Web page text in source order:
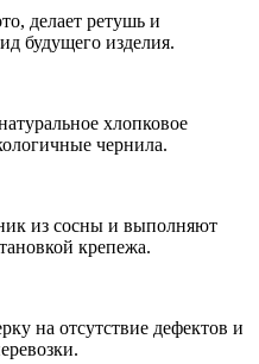
делает ретушь и
будущего изделия.
хлопковое
чернила.
из сосны и выполняют
крепежа.
на отсутствие дефектов и